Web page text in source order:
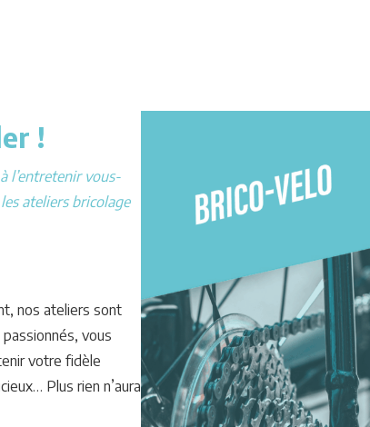
!
l’entretenir vous-
ateliers bricolage
nos ateliers sont
vous
votre fidèle
Plus rien n’aura